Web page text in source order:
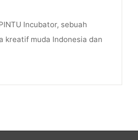
Incubator, sebuah
kreatif muda Indonesia dan